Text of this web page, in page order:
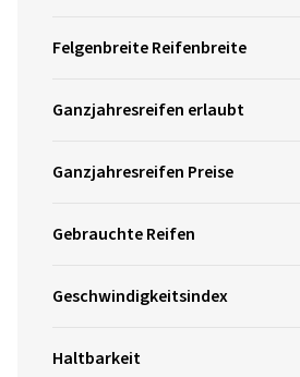
Felgenbreite Reifenbreite
Ganzjahresreifen erlaubt
Ganzjahresreifen Preise
Gebrauchte Reifen
Geschwindigkeitsindex
Haltbarkeit